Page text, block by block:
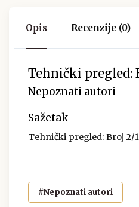
Opis Recenzije (0)
Tehnički pregled:
Nepoznati autori
Sažetak
Tehnički pregled: Broj 2/
#Nepoznati autori